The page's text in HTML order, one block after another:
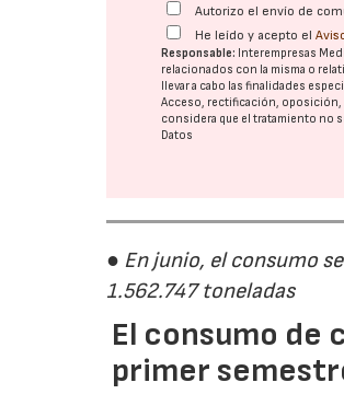
Autorizo el envío de
He leído y acepto el
Responsable: Interempresas
relacionados con la misma o
llevar a cabo las finalidades
Acceso, rectificación, oposición,
considera que el tratamiento no
Datos
● En junio, el consumo
1.562.747 toneladas
El consumo de
primer